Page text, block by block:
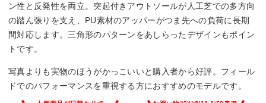
ン性と反発性を両立。突起付きアウトソールが人工芝での多方向
の踏ん張りを支え、PU素材のアッパーがつま先への負荷に長期
間対応します。三角形のパターンをあしらったデザインもポイン
トです。
写真よりも実物のほうがかっこいいと購入者から好評。フィール
ドでのパフォーマンスを重視する方におすすめのモデルです。